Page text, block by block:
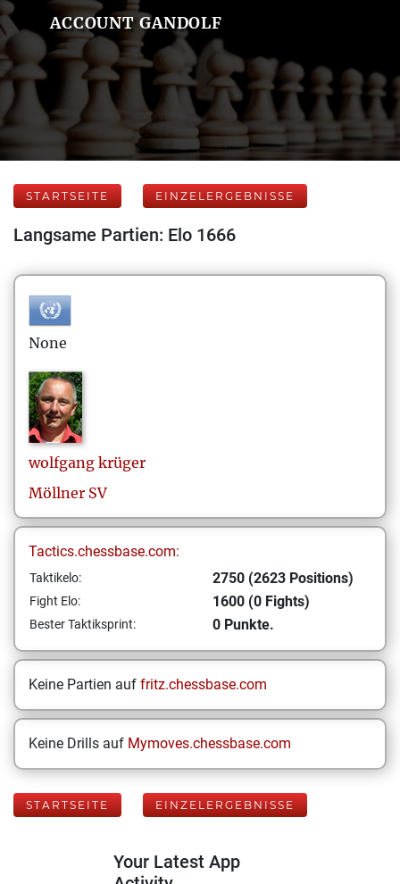
ACCOUNT GANDOLF
STARTSEITE EINZELERGEBNISSE
Langsame Partien: Elo 1666
None
wolfgang krüger
Möllner SV
Tactics.chessbase.com:
Taktikelo: 2750 (2623 Positions)
Fight Elo: 1600 (0 Fights)
Bester Taktiksprint: 0 Punkte.
Keine Partien auf fritz.chessbase.com
Keine Drills auf Mymoves.chessbase.com
STARTSEITE EINZELERGEBNISSE
Your Latest App